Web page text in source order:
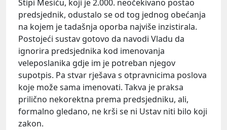
Stipi Mesiću, koji je 2.000. neočekivano postao
predsjednik, odustalo se od tog jednog obećanja
na kojem je tadašnja oporba najviše inzistirala.
Postojeći sustav gotovo da navodi Vladu da
ignorira predsjednika kod imenovanja
veleposlanika gdje im je potreban njegov
supotpis. Pa stvar rješava s otpravnicima poslova
koje može sama imenovati. Takva je praksa
prilično nekorektna prema predsjedniku, ali,
formalno gledano, ne krši se ni Ustav niti bilo koji
zakon.